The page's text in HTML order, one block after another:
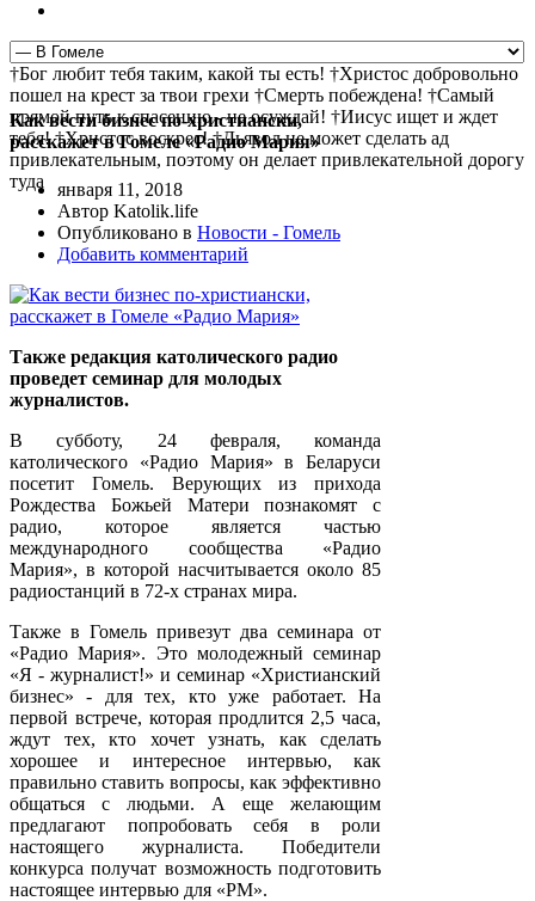
†Бог любит тебя таким, какой ты есть! †Христос добровольно
пошел на крест за твои грехи †Смерть побеждена! †Самый
прямой путь к спасению - не осуждай! †Иисус ищет и ждет
тебя! †Христос воскрес! †Дьявол не может сделать ад
привлекательным, поэтому он делает привлекательной дорогу
туда
Как вести бизнес по-христиански,
расскажет в Гомеле «Радио Мария»
января 11, 2018
Автор Katolik.life
Опубликовано в Новости - Гомель
Добавить комментарий
Также редакция католического радио
проведет семинар для молодых
журналистов.
В субботу, 24 февраля, команда
католического «Радио Мария» в Беларуси
посетит Гомель. Верующих из прихода
Рождества Божьей Матери познакомят с
радио, которое является частью
международного сообщества «Радио
Мария», в которой насчитывается около 85
радиостанций в 72-х странах мира.
Также в Гомель привезут два семинара от
«Радио Мария». Это молодежный семинар
«Я - журналист!» и семинар «Христианский
бизнес» - для тех, кто уже работает. На
первой встрече, которая продлится 2,5 часа,
ждут тех, кто хочет узнать, как сделать
хорошее и интересное интервью, как
правильно ставить вопросы, как эффективно
общаться с людьми. А еще желающим
предлагают попробовать себя в роли
настоящего журналиста. Победители
конкурса получат возможность подготовить
настоящее интервью для «РМ».